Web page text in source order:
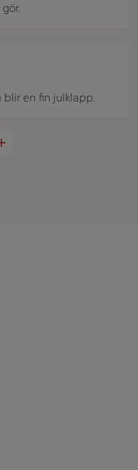
blir en fin julklapp.